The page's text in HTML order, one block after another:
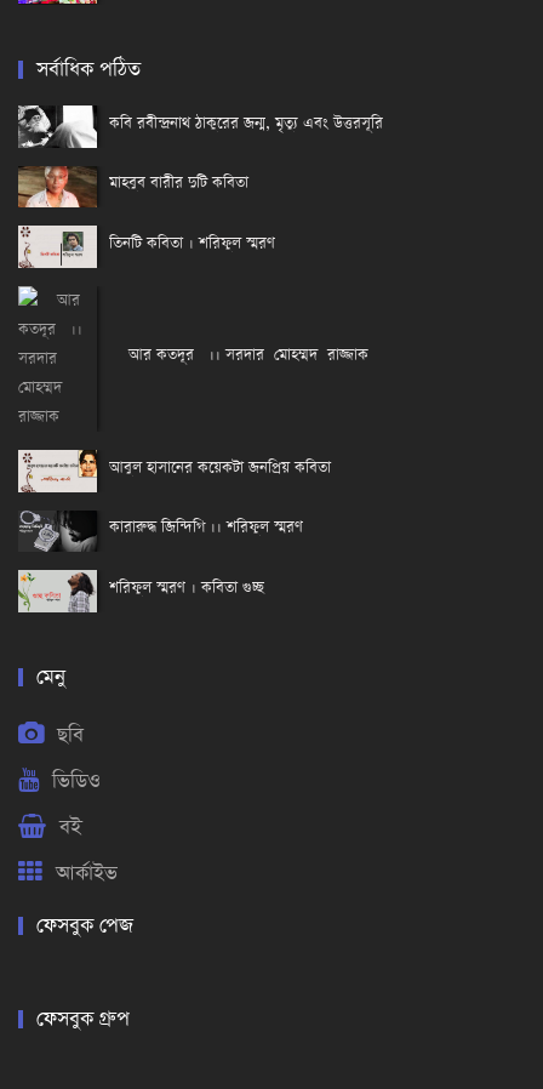
সর্বাধিক পঠিত
কবি রবীন্দ্রনাথ ঠাকুরের জন্ম, মৃত্যু এবং উত্তরসূরি
মাহবুব বারীর দুটি কবিতা
তিনটি কবিতা । শরিফুল স্মরণ
আর কতদূর ।। সরদার মোহম্মদ রাজ্জাক
আবুল হাসানের কয়েকটা জনপ্রিয় কবিতা
কারারুদ্ধ জিন্দিগি ।। শরিফুল স্মরণ
শরিফুল স্মরণ । কবিতা গুচ্ছ
মেনু
ছবি
ভিডিও
বই
আর্কাইভ
ফেসবুক পেজ
ফেসবুক গ্রুপ